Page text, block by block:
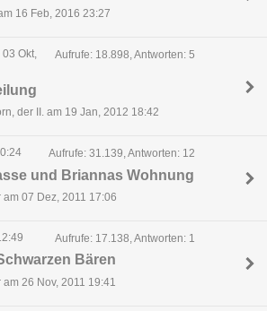
16 Feb, 2016 23:27
03 Okt,
Aufrufe: 18.898, Antworten: 5
der II. am 19 Jan, 2012 18:42
Aufrufe: 31.139, Antworten: 12
und Briannas Wohnung
07 Dez, 2011 17:06
Aufrufe: 17.138, Antworten: 1
Bären
26 Nov, 2011 19:41